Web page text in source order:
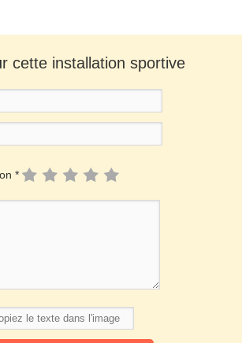
cette installation sportive
*